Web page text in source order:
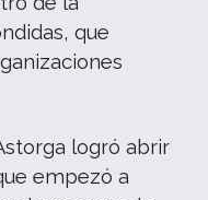
que
logró abrir
empezó a